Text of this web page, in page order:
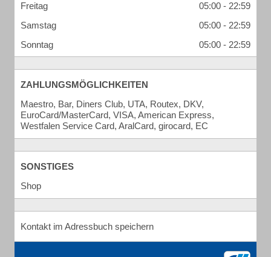
Freitag
05:00 - 22:59
Samstag
05:00 - 22:59
Sonntag
05:00 - 22:59
ZAHLUNGSMÖGLICHKEITEN
Maestro, Bar, Diners Club, UTA, Routex, DKV,
EuroCard/MasterCard, VISA, American Express,
Westfalen Service Card, AralCard, girocard, EC
SONSTIGES
Shop
Kontakt im Adressbuch speichern